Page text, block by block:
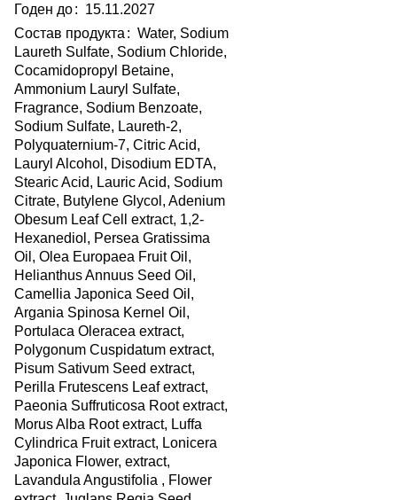
Годен до: 15.11.2027
Состав продукта : Water, Sodium
Laureth Sulfate, Sodium Chloride,
Cocamidopropyl Betaine,
Ammonium Lauryl Sulfate,
Fragrance, Sodium Benzoate,
Sodium Sulfate, Laureth-2,
Polyquaternium-7, Citric Acid,
Lauryl Alcohol, Disodium EDTA,
Stearic Acid, Lauric Acid, Sodium
Citrate, Butylene Glycol, Adenium
Obesum Leaf Cell extract, 1,2-
Hexanediol, Persea Gratissima
Oil, Olea Europaea Fruit Oil,
Helianthus Annuus Seed Oil,
Camellia Japonica Seed Oil,
Argania Spinosa Kernel Oil,
Portulaca Oleracea extract,
Polygonum Cuspidatum extract,
Pisum Sativum Seed extract,
Perilla Frutescens Leaf extract,
Paeonia Suffruticosa Root extract,
Morus Alba Root extract, Luffa
Cylindrica Fruit extract, Lonicera
Japonica Flower, extract,
Lavandula Angustifolia , Flower